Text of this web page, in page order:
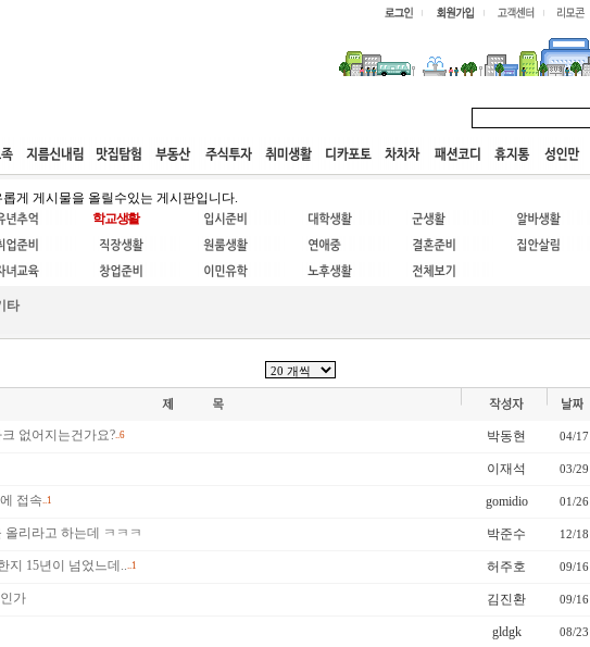
웹호스팅 공동구매 고객센터
롭게 게시물을 올릴수있는 게시판입니다.
타
없어지는건가요?..6 박동현 04/17
이재석 03/29
접속..1 gomidio 01/26
올리라고 하는데 ㅋㅋㅋ 박준수 12/18
지 15년이 넘었느데....1 허주호 09/16
가 김진환 09/16
gldgk 08/23